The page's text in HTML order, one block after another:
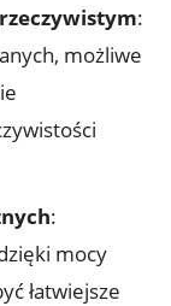
:
możliwe
:
mocy
łatwiejsze